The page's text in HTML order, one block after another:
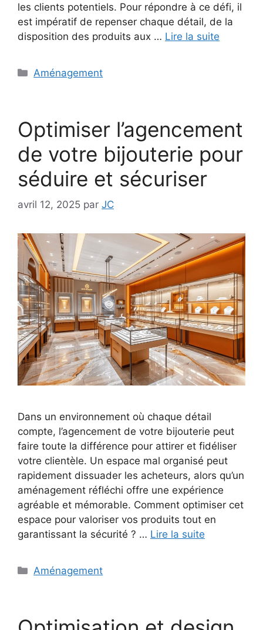
les clients potentiels. Pour répondre à ce défi, il
est impératif de repenser chaque détail, de la
disposition des produits aux … Lire la suite
Catégories
Aménagement
Optimiser l’agencement
de votre bijouterie pour
séduire et sécuriser
avril 12, 2025 par JC
Dans un environnement où chaque détail
compte, l’agencement de votre bijouterie peut
faire toute la différence pour attirer et fidéliser
votre clientèle. Un espace mal organisé peut
rapidement dissuader les acheteurs, alors qu’un
aménagement réfléchi offre une expérience
agréable et mémorable. Comment optimiser cet
espace pour valoriser vos produits tout en
garantissant la sécurité ? … Lire la suite
Catégories
Aménagement